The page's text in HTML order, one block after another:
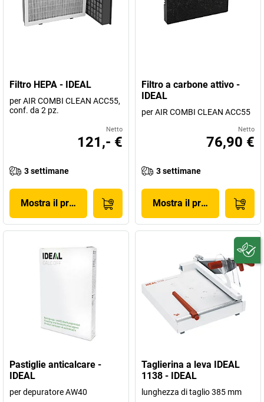
Filtro HEPA - IDEAL
per AIR COMBI CLEAN ACC55,
conf. da 2 pz.
Netto
121,- €
3 settimane
Mostra il prodotto
Filtro a carbone attivo -
IDEAL
per AIR COMBI CLEAN ACC55
Netto
76,90 €
3 settimane
Mostra il prodotto
Pastiglie anticalcare -
IDEAL
per depuratore AW40
Taglierina a leva IDEAL
1138 - IDEAL
lunghezza di taglio 385 mm